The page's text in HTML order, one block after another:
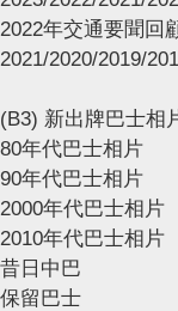
2022年交通要聞回
2021/2020/2019/
(B3) 新出牌巴士相
80年代巴士相片
90年代巴士相片
2000年代巴士相片
2010年代巴士相片
昔日中巴
保留巴士